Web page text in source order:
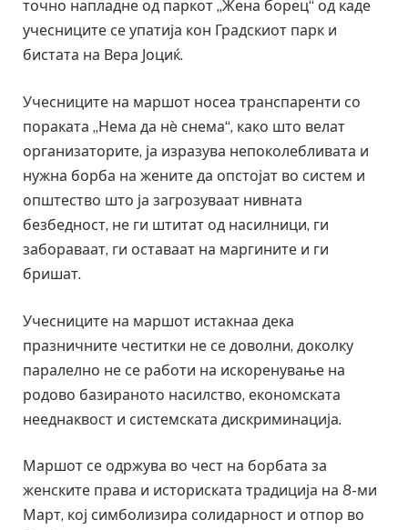
точно напладне од паркот „Жена борец“ од каде
учесниците се упатија кон Градскиот парк и
бистата на Вера Јоциќ.
Учесниците на маршот носеа транспаренти со
пораката „Нема да нè снема“, како што велат
организаторите, ја изразува непоколебливата и
нужна борба на жените да опстојат во систем и
општество што ја загрозуваат нивната
безбедност, не ги штитат од насилници, ги
забораваат, ги оставаат на маргините и ги
бришат.
Учесниците на маршот истакнаа дека
празничните честитки не се доволни, доколку
паралелно не се работи на искоренување на
родово базираното насилство, економската
нееднаквост и системската дискриминација.
Маршот се одржува во чест на борбата за
женските права и историската традиција на 8-ми
Март, кој симболизира солидарност и отпор во